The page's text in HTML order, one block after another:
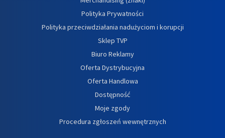
Polityka Prywatności
Polityka przeciwdziałania nadużyciom i korupcji
Sklep TVP
Biuro Reklamy
Oferta Dystrybucyjna
Oferta Handlowa
Dostępność
Moje zgody
Procedura zgłoszeń wewnętrznych